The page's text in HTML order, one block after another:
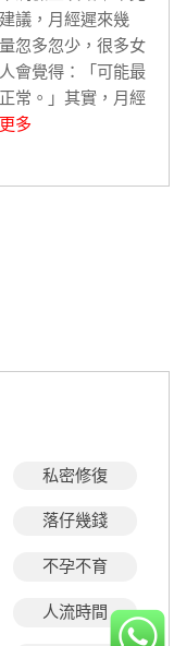
議，月經遲來幾
忽多忽少，很多女
會覺得：「可能最
常。」其實，月經
多
私密修復
落仔幾錢
不孕不育
人流時間